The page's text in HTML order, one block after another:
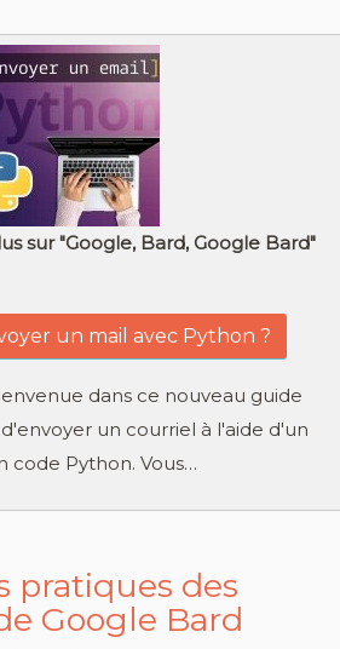
sur "Google, Bard, Google Bard"
un mail avec Python ?
dans ce nouveau guide
un courriel à l'aide d'un
code Python. Vous…
pratiques des
Google Bard